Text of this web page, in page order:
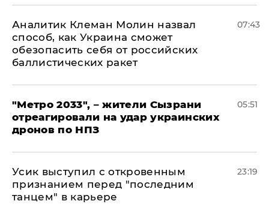
Аналитик Клеман Молин назвал
способ, как Украина сможет
обезопасить себя от российских
баллистических ракет
07:43
"Метро 2033", – жители Сызрани
отреагировали на удар украинских
дронов по НПЗ
05:51
Усик выступил с откровенным
признанием перед "последним
танцем" в карьере
23:19